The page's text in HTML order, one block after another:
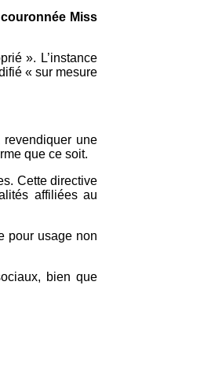
Miss
». L’instance
« sur mesure
une
que ce soit.
Cette directive
affiliées au
pour usage non
bien que